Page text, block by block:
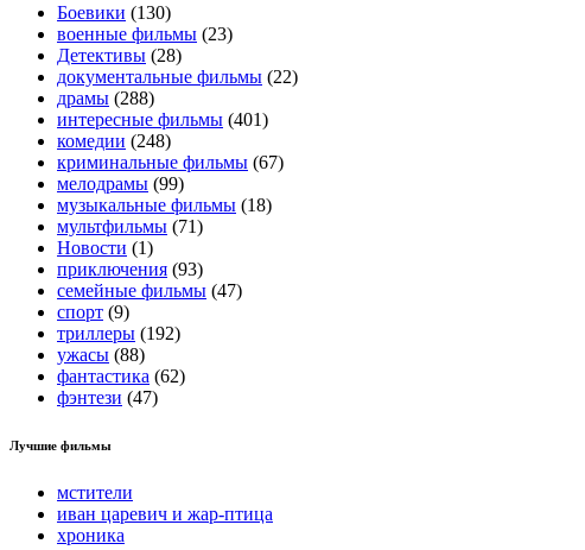
Боевики (130)
военные фильмы (23)
Детективы (28)
документальные фильмы (22)
драмы (288)
интересные фильмы (401)
комедии (248)
криминальные фильмы (67)
мелодрамы (99)
музыкальные фильмы (18)
мультфильмы (71)
Новости (1)
приключения (93)
семейные фильмы (47)
спорт (9)
триллеры (192)
ужасы (88)
фантастика (62)
фэнтези (47)
Лучшие фильмы
мстители
иван царевич и жар-птица
хроника